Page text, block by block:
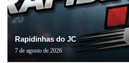
Rapidinhas do JC
7 de agosto de 2026